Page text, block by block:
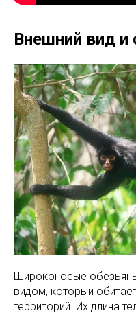
Внешний вид и
Широконосые
видом, который
территорий. Их длина